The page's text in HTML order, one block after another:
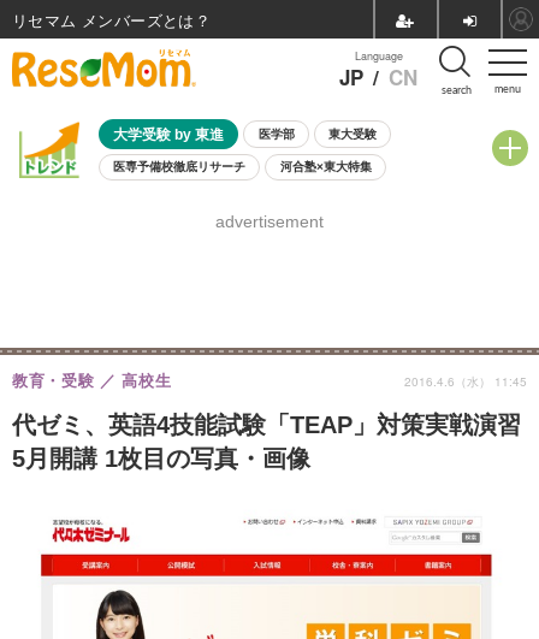
menu
Language
JP / CN search
大学受験 by 東進 医学部 東大受験
医専予備校徹底リサーチ 河合塾×東大特集
8月開催学校説明会・相談会
advertisement
代ゼミ、英語4技能試験「TEAP」対策実戦演習
5月開講 1枚目の写真・画像
教育・受験 高校生 2016.4.6（水） 11:45
リセマム メンバーズ